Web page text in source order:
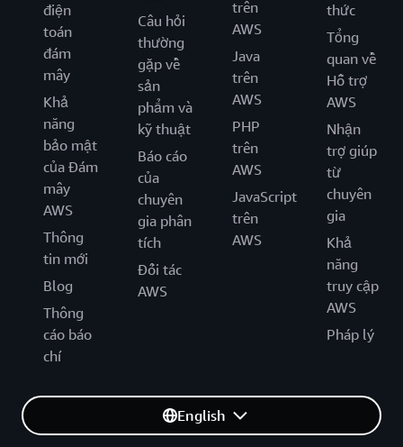
điện
toán
đám
mây
Khả
năng
bảo mật
của Đám
mây
AWS
Thông
tin mới
Blog
Thông
cáo báo
chí
Câu hỏi
thường
gặp về
sản
phẩm và
kỹ thuật
Báo cáo
của
chuyên
gia phân
tích
Đối tác
AWS
trên
AWS
Java
trên
AWS
PHP
trên
AWS
JavaScript
trên
AWS
thức
Tổng
quan về
Hỗ trợ
AWS
Nhận
trợ giúp
từ
chuyên
gia
Khả
năng
truy cập
AWS
Pháp lý
English